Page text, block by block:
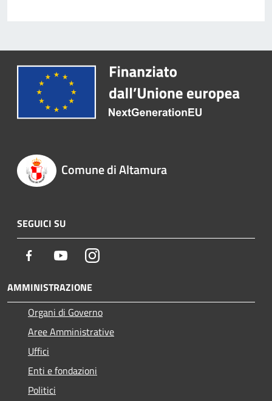
Comune di Altamura
SEGUICI SU
Facebook YoutubeInstagram
AMMINISTRAZIONE
Organi di Governo
Aree Amministrative
Uffici
Enti e fondazioni
Politici